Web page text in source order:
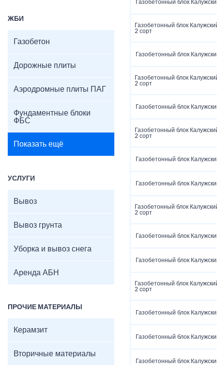
ЖБИ
Газобетон
Дорожные плиты
Аэродромные плиты ПАГ
Фундаментные блоки
ФБС
Показать ещё
УСЛУГИ
Вывоз
Вывоз грунта
Уборка и вывоз снега
Аренда АБН
ПРОЧИЕ МАТЕРИАЛЫ
Керамзит
Вторичные материалы
Газобетонный блок
Газобетонный блок
2 сорт
Газобетонный блок
Газобетонный блок
2 сорт
Газобетонный блок
Газобетонный блок
2 сорт
Газобетонный блок
Газобетонный блок
Газобетонный блок
2 сорт
Газобетонный блок
Газобетонный блок
Газобетонный блок
2 сорт
Газобетонный блок
Газобетонный блок
Газобетонный блок